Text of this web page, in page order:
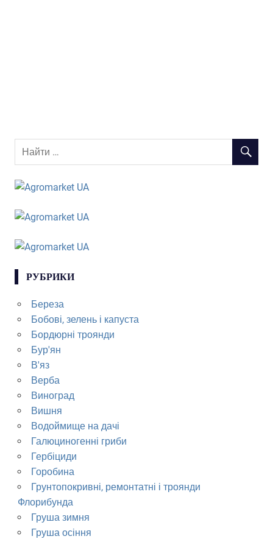
РУБРИКИ
Береза
Бобові, зелень і капуста
Бордюрні троянди
Бур'ян
В'яз
Верба
Виноград
Вишня
Водоймище на дачі
Галюциногенні гриби
Гербіциди
Горобина
Грунтопокривні, ремонтатні і троянди
Флорибунда
Груша зимня
Груша осіння